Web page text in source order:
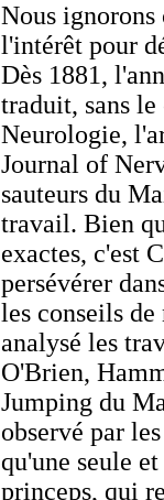
Nous
l'intérêt pour
Dès 1881,
traduit, sans
Neurologie,
Journal of
sauteurs du
travail. Bien
exactes, c'est
persévérer
les conseils
analysé les
O'Brien,
Jumping du
observé par
qu'une seule
princeps, qui